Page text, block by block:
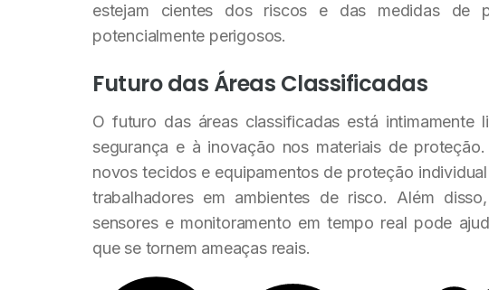
estejam cientes dos riscos e das medidas de
potencialmente perigosos.
Futuro das Áreas Classificadas
O futuro das áreas classificadas está
segurança e à inovação nos materiais de
novos tecidos e equipamentos de proteção
trabalhadores em ambientes de risco. Além
sensores e monitoramento em tempo real pode
que se tornem ameaças reais.